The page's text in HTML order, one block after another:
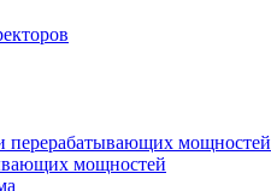
перерабатывающих мощностей
мощностей